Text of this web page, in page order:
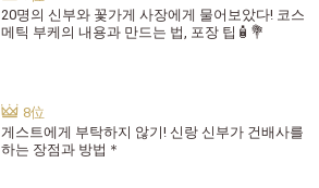
20명의 신부와 꽃가게 사장에게 물어보았다! 코스
메틱 부케의 내용과 만드는 법, 포장 팁🧴💐
게스트에게 부탁하지 않기! 신랑 신부가 건배사를
하는 장점과 방법＊